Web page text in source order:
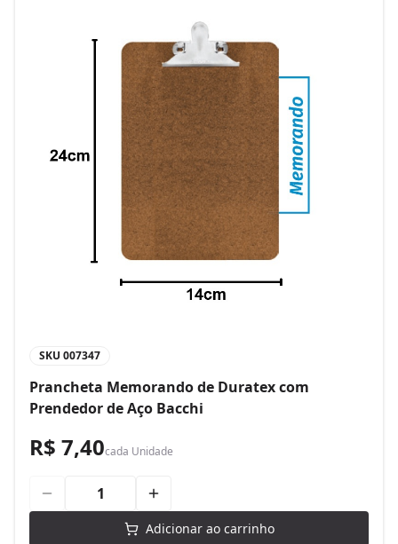
SKU 007347
Prancheta Memorando de Duratex com
Prendedor de Aço Bacchi
R$ 7,40cada Unidade
Adicionar ao carrinho